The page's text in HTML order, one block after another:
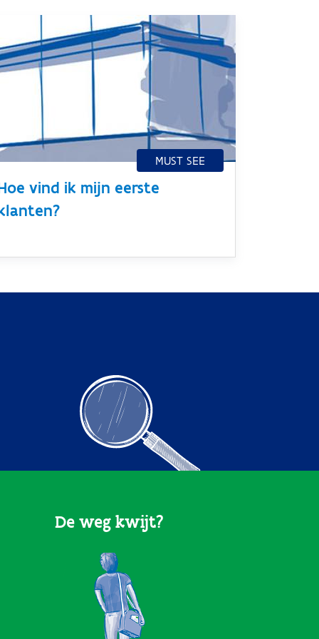
vind ik mijn eerste
De weg kwijt?